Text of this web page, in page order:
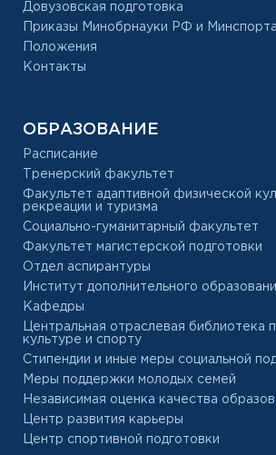
Довузовская подготовка
Приказы Минобрнауки РФ и
Положения
Контакты
ОБРАЗОВАНИЕ
Расписание
Тренерский факультет
Факультет адаптивной физической
рекреации и туризма
Социально-гуманитарный факультет
Факультет магистерской подготовки
Отдел аспирантуры
Институт дополнительного
Кафедры
Центральная отраслевая библиотека
культуре и спорту
Стипендии и иные меры социальной
Меры поддержки молодых семей
Независимая оценка качества
Центр развития карьеры
Центр спортивной подготовки